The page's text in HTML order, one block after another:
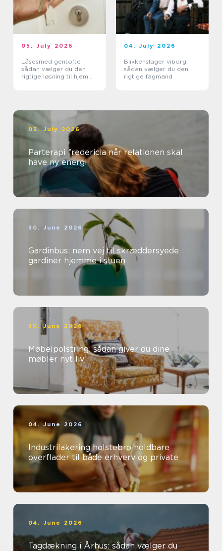
05. July 2026
Låsesmed gentofte
sådan vælger du den
rigtige løsning til hjem
04. July 2026
Blikkenslager viborg
sådan vælger du den
rigtige fagmand
03. July 2026
Parterapi fredericia når relationen skal
have ny energi
30. June 2026
Gardinbus: nem vej til skræddersyede
gardiner hjemme i stuen
30. June 2026
Møbelpolstring: sådan giver du dine
møbler nyt liv
04. June 2026
Industrilakering holstebro holdbare
overflader til både erhverv og private
04. June 2026
Tagdækning i Århus: sådan vælger du